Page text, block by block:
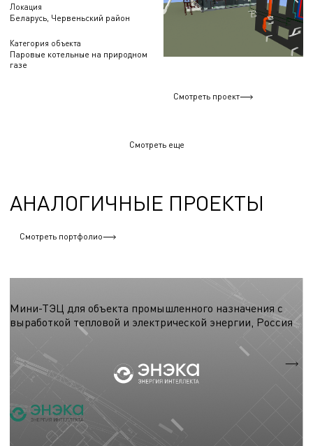
Локация
Беларусь, Червеньский район
Категория объекта
Паровые котельные на природном
газе
Смотреть проект
Смотреть еще
АНАЛОГИЧНЫЕ ПРОЕКТЫ
Смотреть портфолио
Мини-ТЭЦ для объекта промышленного назначения с
выработкой тепловой и электрической энергии, Россия
Мощность
100 тп/ч